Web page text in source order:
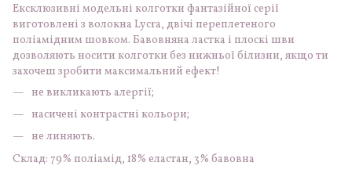
Ексклюзивні модельні колготки фантазійної серії
виготовлені з волокна Lycra, двічі переплетеного
поліамідним шовком. Бавовняна ластка і плоскі шви
дозволяють носити колготки без нижньої білизни, якщо ти
захочеш зробити максимальний ефект!
не викликають алергії;
насичені контрастні кольори;
не линяють.
Склад: 79% поліамід, 18% еластан, 3% бавовна